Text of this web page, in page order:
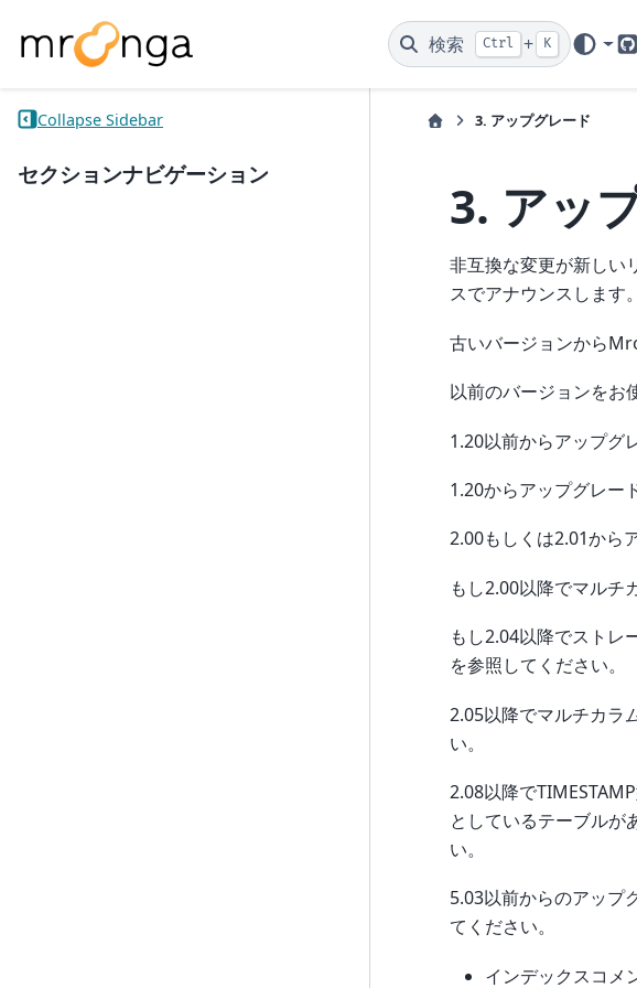
検索 Ctrl + K
Collapse Sidebar
セクションナビゲーション
3. アップグレード
3. アッ
非互換な変更が新しい
スでアナウンスします。
古いバージョンから
以前のバージョンをお
1.20以前からアップグ
1.20からアップグレー
2.00もしくは2.01から
もし2.00以降でマルチ
もし2.04以降でストレ
を参照してください。
2.05以降でマルチカラ
い。
2.08以降で
としているテーブルが
い。
5.03以前からのアップ
てください。
インデックスコメ